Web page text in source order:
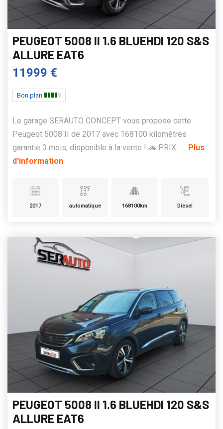
PEUGEOT 5008 II 1.6 BLUEHDI 120 S&S
ALLURE EAT6
11999 €
Bon plan
Le garage SERAUTO CONCEPT vous propose cette
Peugeot 5008 II de 2017 avec 168100 kilomètres
garantie 3 mois, disponible à la vente ! 🚗 PRIX : ... Plus
d'information
2017 automatique 168100km Diesel
PEUGEOT 5008 II 1.6 BLUEHDI 120 S&S
ALLURE EAT6